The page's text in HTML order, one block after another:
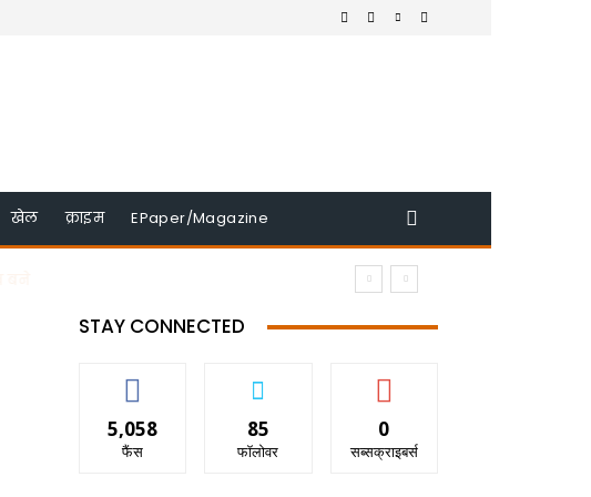
खेल क्राइम EPaper/Magazine
STAY CONNECTED
5,058
फैंस
85
फॉलोवर
0
सब्सक्राइबर्स